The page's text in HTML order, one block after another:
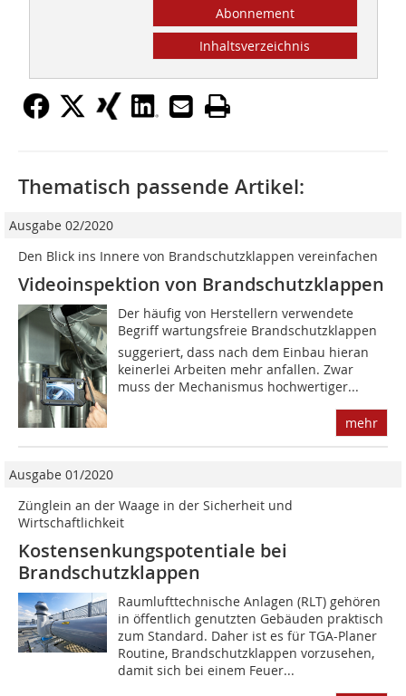
Abonnement
Inhaltsverzeichnis
Thematisch passende Artikel:
Ausgabe 02/2020
Den Blick ins Innere von Brandschutzklappen vereinfachen
Videoinspektion von Brandschutzklappen
Der häufig von Herstellern verwendete
Begriff wartungsfreie Brandschutzklappen
suggeriert, dass nach dem Einbau hieran
keinerlei Arbeiten mehr anfallen. Zwar
muss der Mechanismus hochwertiger...
mehr
Ausgabe 01/2020
Zünglein an der Waage in der Sicherheit und
Wirtschaftlichkeit
Kostensenkungspotentiale bei
Brandschutzklappen
Raumlufttechnische Anlagen (RLT) gehören
in öffentlich genutzten Gebäuden praktisch
zum Standard. Daher ist es für TGA-Planer
Routine, Brandschutzklappen vorzusehen,
damit sich bei einem Feuer...